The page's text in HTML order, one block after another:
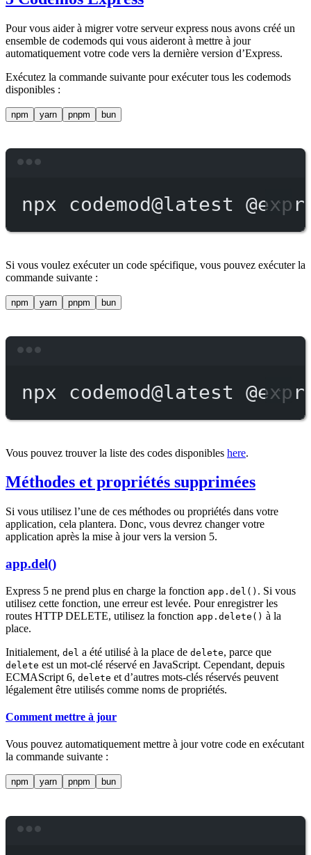
Pour vous aider à migrer votre serveur express nous avons créé un
ensemble de codemods qui vous aideront à mettre à jour
automatiquement votre code vers la dernière version d’Express.
Exécutez la commande suivante pour exécuter tous les codemods
disponibles :
npm yarn pnpm bun
npx codemod@latest
Si vous voulez exécuter un code spécifique, vous pouvez exécuter la
commande suivante :
npm yarn pnpm bun
npx codemod@latest
Vous pouvez trouver la liste des codes disponibles here.
Méthodes et propriétés supprimées
Si vous utilisez l’une de ces méthodes ou propriétés dans votre
application, cela plantera. Donc, vous devrez changer votre
application après la mise à jour vers la version 5.
app.del()
Express 5 ne prend plus en charge la fonction app.del() . Si vous
utilisez cette fonction, une erreur est levée. Pour enregistrer les
routes HTTP DELETE, utilisez la fonction app.delete() à la
place.
Initialement, del a été utilisé à la place de delete, parce que
delete est un mot-clé réservé en JavaScript. Cependant, depuis
ECMAScript 6, delete et d’autres mots-clés réservés peuvent
légalement être utilisés comme noms de propriétés.
Comment mettre à jour
Vous pouvez automatiquement mettre à jour votre code en exécutant
la commande suivante :
npm yarn pnpm bun